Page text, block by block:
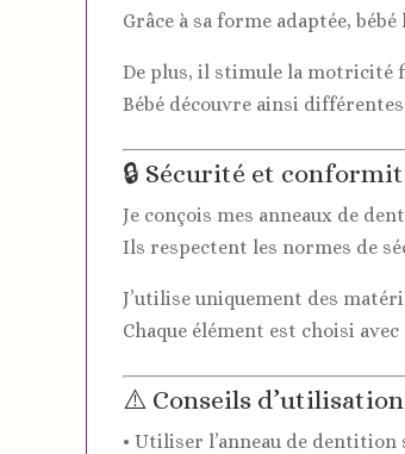
Grâce à sa forme adaptée,
De plus, il stimule la motricité
Bébé découvre ainsi
🔒 Sécurité et
Je conçois mes anneaux de
Ils respectent les normes de
J’utilise uniquement des
Chaque élément est choisi
⚠️ Conseils d’utilisation
• Utiliser l’anneau de dentition